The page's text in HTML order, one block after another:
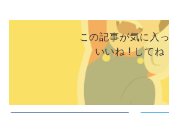
この記事が気に入
いいね ! してね